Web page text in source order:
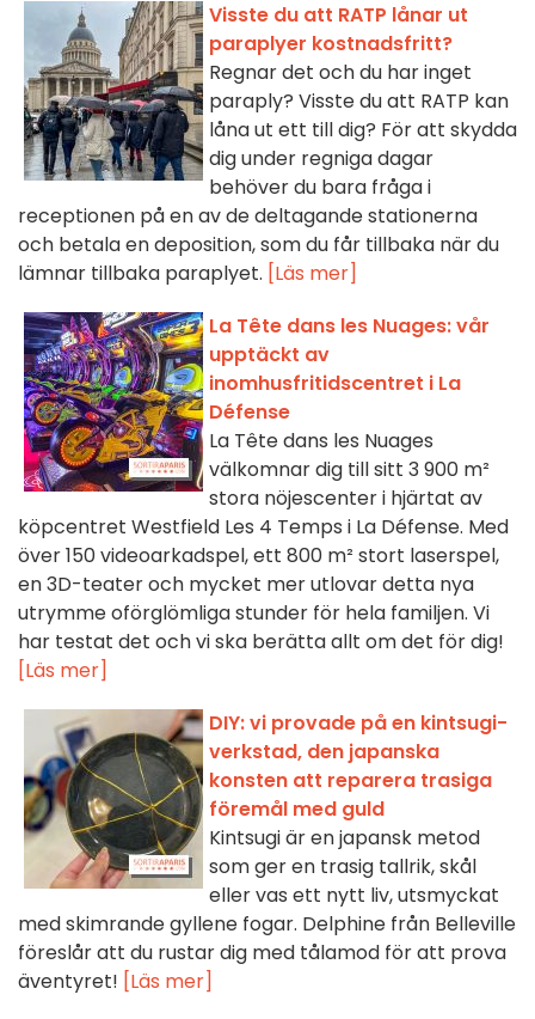
Visste du att RATP lånar ut
paraplyer kostnadsfritt?
Regnar det och du har inget
paraply? Visste du att RATP kan
låna ut ett till dig? För att skydda
dig under regniga dagar
behöver du bara fråga i
receptionen på en av de deltagande stationerna
och betala en deposition, som du får tillbaka när du
lämnar tillbaka paraplyet. [Läs mer]
La Tête dans les Nuages: vår
upptäckt av
inomhusfritidscentret i La
Défense
La Tête dans les Nuages
välkomnar dig till sitt 3 900 m²
stora nöjescenter i hjärtat av
köpcentret Westfield Les 4 Temps i La Défense. Med
över 150 videoarkadspel, ett 800 m² stort laserspel,
en 3D-teater och mycket mer utlovar detta nya
utrymme oförglömliga stunder för hela familjen. Vi
har testat det och vi ska berätta allt om det för dig!
[Läs mer]
DIY: vi provade på en kintsugi-
verkstad, den japanska
konsten att reparera trasiga
föremål med guld
Kintsugi är en japansk metod
som ger en trasig tallrik, skål
eller vas ett nytt liv, utsmyckat
med skimrande gyllene fogar. Delphine från Belleville
föreslår att du rustar dig med tålamod för att prova
äventyret! [Läs mer]